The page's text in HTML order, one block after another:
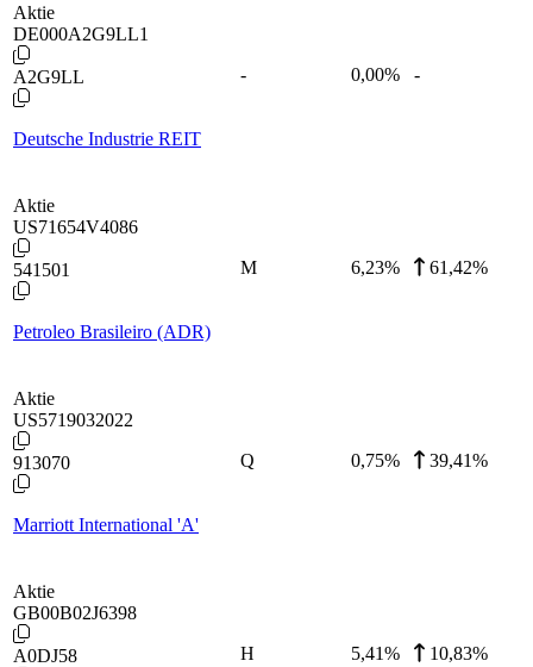
Aktie
DE000A2G9LL1
A2G9LL
Deutsche Industrie REIT
- 0,00% -
Aktie
US71654V4086
541501
Petroleo Brasileiro (ADR)
M 6,23% 61,42%
Aktie
US5719032022
913070
Marriott International 'A'
Q 0,75% 39,41%
Aktie
GB00B02J6398
A0DJ58 H 5,41% 10,83%